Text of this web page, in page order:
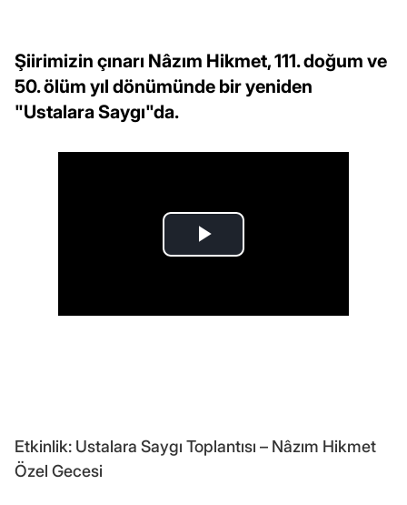
Şiirimizin çınarı Nâzım Hikmet, 111. doğum ve
50. ölüm yıl dönümünde bir yeniden
"Ustalara Saygı"da.
Etkinlik: Ustalara Saygı Toplantısı – Nâzım Hikmet
Özel Gecesi